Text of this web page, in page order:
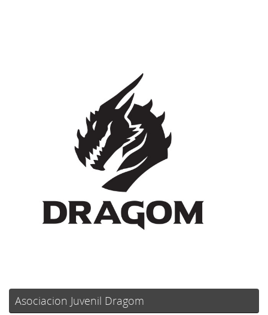
Asociacion Juvenil Dragom